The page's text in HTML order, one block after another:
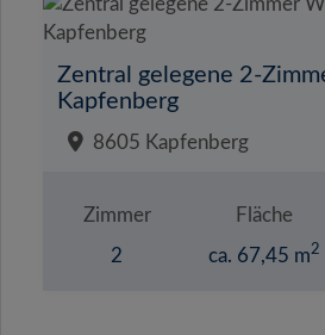
Zentral gelegene 2-
Kapfenberg
8605 Kapfenberg
Zimmer
2
Fläche
ca. 67,45 m2